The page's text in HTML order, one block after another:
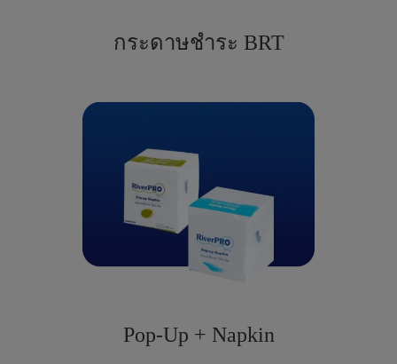
กระดาษชำระ BRT
Pop-Up + Napkin